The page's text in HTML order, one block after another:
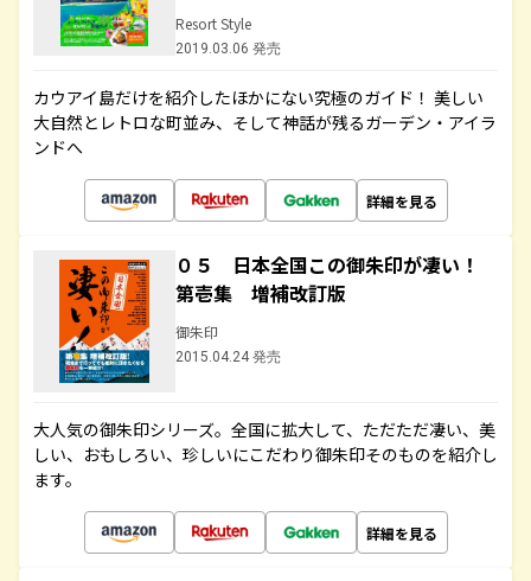
Resort Style
2019.03.06 発売
カウアイ島だけを紹介したほかにない究極のガイド！ 美しい
大自然とレトロな町並み、そして神話が残るガーデン・アイラ
ンドへ
詳細を見る
０５ 日本全国この御朱印が凄い！
第壱集 増補改訂版
御朱印
2015.04.24 発売
大人気の御朱印シリーズ。全国に拡大して、ただただ凄い、美
しい、おもしろい、珍しいにこだわり御朱印そのものを紹介し
ます。
詳細を見る